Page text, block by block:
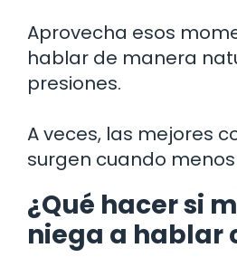
Aprovecha esos
hablar de manera
presiones.
A veces, las mejores
surgen cuando
¿Qué hacer si
niega a hablar